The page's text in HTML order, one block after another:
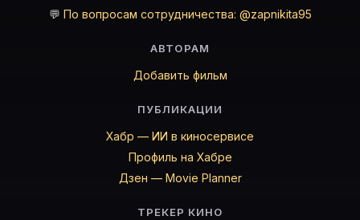
💬 По вопросам сотрудничества: @zapnikita95
АВТОРАМ
Добавить фильм
ПУБЛИКАЦИИ
Хабр — ИИ в киносервисе
Профиль на Хабре
Дзен — Movie Planner
ТРЕКЕР КИНО